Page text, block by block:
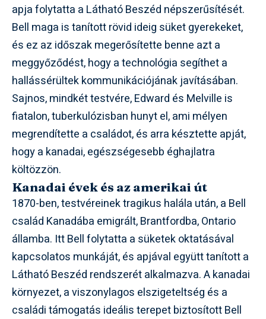
apja folytatta a Látható Beszéd népszerűsítését.
Bell maga is tanított rövid ideig süket gyerekeket,
és ez az időszak megerősítette benne azt a
meggyőződést, hogy a technológia segíthet a
hallássérültek kommunikációjának javításában.
Sajnos, mindkét testvére, Edward és Melville is
fiatalon, tuberkulózisban hunyt el, ami mélyen
megrendítette a családot, és arra késztette apját,
hogy a kanadai, egészségesebb éghajlatra
költözzön.
Kanadai évek és az amerikai út
1870-ben, testvéreinek tragikus halála után, a Bell
család Kanadába emigrált, Brantfordba, Ontario
államba. Itt Bell folytatta a süketek oktatásával
kapcsolatos munkáját, és apjával együtt tanított a
Látható Beszéd rendszerét alkalmazva. A kanadai
környezet, a viszonylagos elszigeteltség és a
családi támogatás ideális terepet biztosított Bell